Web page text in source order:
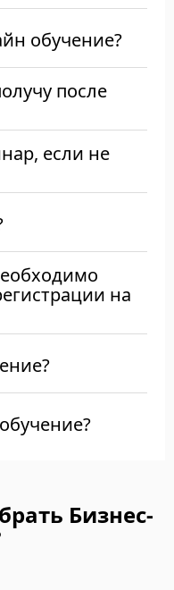
обучение?
после
если не
на
Бизнес-